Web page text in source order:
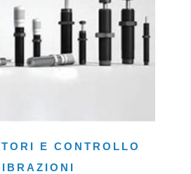
E CONTROLLO